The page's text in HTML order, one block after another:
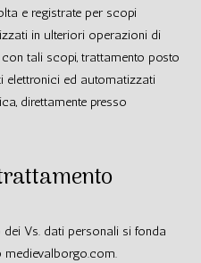
e registrate per scopi
in ulteriori operazioni di
tali scopi, trattamento posto
elettronici ed automatizzati
direttamente presso
Vs. dati personali si fonda